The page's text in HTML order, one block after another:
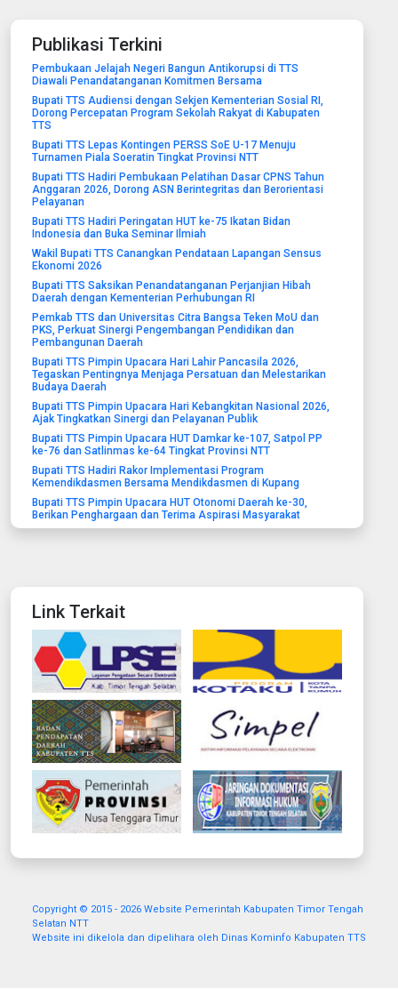
Publikasi Terkini
Pembukaan Jelajah Negeri Bangun Antikorupsi di TTS
Diawali Penandatanganan Komitmen Bersama
Bupati TTS Audiensi dengan Sekjen Kementerian Sosial RI,
Dorong Percepatan Program Sekolah Rakyat di Kabupaten
TTS
Bupati TTS Lepas Kontingen PERSS SoE U-17 Menuju
Turnamen Piala Soeratin Tingkat Provinsi NTT
Bupati TTS Hadiri Pembukaan Pelatihan Dasar CPNS Tahun
Anggaran 2026, Dorong ASN Berintegritas dan Berorientasi
Pelayanan
Bupati TTS Hadiri Peringatan HUT ke-75 Ikatan Bidan
Indonesia dan Buka Seminar Ilmiah
Wakil Bupati TTS Canangkan Pendataan Lapangan Sensus
Ekonomi 2026
Bupati TTS Saksikan Penandatanganan Perjanjian Hibah
Daerah dengan Kementerian Perhubungan RI
Pemkab TTS dan Universitas Citra Bangsa Teken MoU dan
PKS, Perkuat Sinergi Pengembangan Pendidikan dan
Pembangunan Daerah
Bupati TTS Pimpin Upacara Hari Lahir Pancasila 2026,
Tegaskan Pentingnya Menjaga Persatuan dan Melestarikan
Budaya Daerah
Bupati TTS Pimpin Upacara Hari Kebangkitan Nasional 2026,
Ajak Tingkatkan Sinergi dan Pelayanan Publik
Bupati TTS Pimpin Upacara HUT Damkar ke-107, Satpol PP
ke-76 dan Satlinmas ke-64 Tingkat Provinsi NTT
Bupati TTS Hadiri Rakor Implementasi Program
Kemendikdasmen Bersama Mendikdasmen di Kupang
Bupati TTS Pimpin Upacara HUT Otonomi Daerah ke-30,
Berikan Penghargaan dan Terima Aspirasi Masyarakat
Link Terkait
Copyright © 2015 - 2026 Website Pemerintah Kabupaten Timor Tengah
Selatan NTT
Website ini dikelola dan dipelihara oleh Dinas Kominfo Kabupaten TTS